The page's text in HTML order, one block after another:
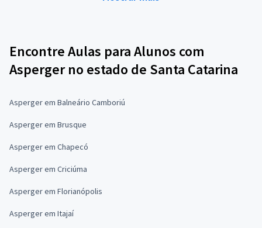
Encontre Aulas para Alunos com
Asperger no estado de Santa Catarina
Asperger em Balneário Camboriú
Asperger em Brusque
Asperger em Chapecó
Asperger em Criciúma
Asperger em Florianópolis
Asperger em Itajaí